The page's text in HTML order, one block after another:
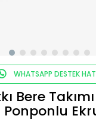
WHATSAPP DESTEK
Bere
Ponponlu